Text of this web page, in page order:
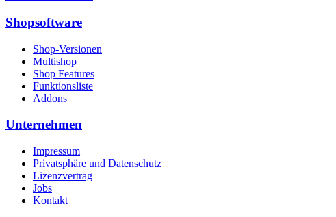
Shopsoftware
Shop-Versionen
Multishop
Shop Features
Funktionsliste
Addons
Unternehmen
Impressum
Privatsphäre und Datenschutz
Lizenzvertrag
Jobs
Kontakt